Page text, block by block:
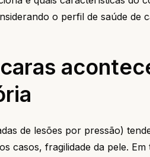
o perfil de saúde de
de lesões por pressão)
casos, fragilidade da pele.